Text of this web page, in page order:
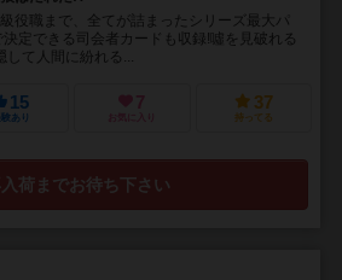
役職まで、全てが詰まったシリーズ最大パ
決定できる司会者カードも収録!噓を見破れる
して人間に紛れる...
15
あり
7
お気に入り
37
持ってる
荷までお待ち下さい